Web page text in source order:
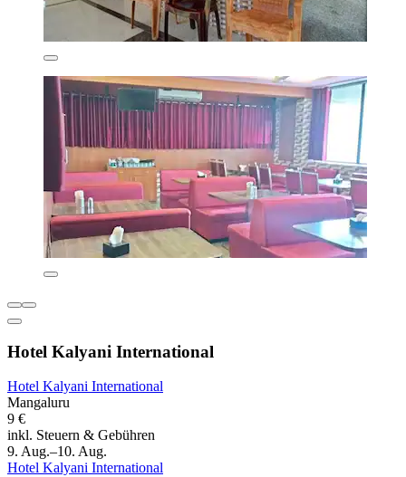
Hotel Kalyani International
Hotel Kalyani International
Mangaluru
9 €
inkl. Steuern & Gebühren
9. Aug.–10. Aug.
Hotel Kalyani International